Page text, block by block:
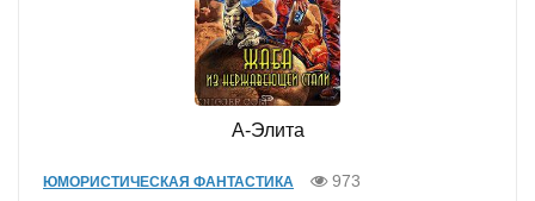
А-Элита
ЮМОРИСТИЧЕСКАЯ ФАНТАСТИКА
973